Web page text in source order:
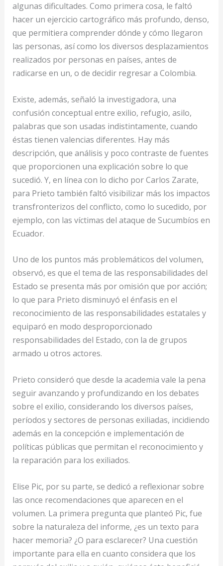
algunas dificultades. Como primera cosa, le faltó
hacer un ejercicio cartográfico más profundo, denso,
que permitiera comprender dónde y cómo llegaron
las personas, así como los diversos desplazamientos
realizados por personas en países, antes de
radicarse en un, o de decidir regresar a Colombia.
Existe, además, señaló la investigadora, una
confusión conceptual entre exilio, refugio, asilo,
palabras que son usadas indistintamente, cuando
éstas tienen valencias diferentes. Hay más
descripción, que análisis y poco contraste de fuentes
que proporcionen una explicación sobre lo que
sucedió. Y, en línea con lo dicho por Carlos Zarate,
para Prieto también faltó visibilizar más los impactos
transfronterizos del conflicto, como lo sucedido, por
ejemplo, con las víctimas del ataque de Sucumbíos en
Ecuador.
Uno de los puntos más problemáticos del volumen,
observó, es que el tema de las responsabilidades del
Estado se presenta más por omisión que por acción;
lo que para Prieto disminuyó el énfasis en el
reconocimiento de las responsabilidades estatales y
equiparó en modo desproporcionado
responsabilidades del Estado, con la de grupos
armado u otros actores.
Prieto consideró que desde la academia vale la pena
seguir avanzando y profundizando en los debates
sobre el exilio, considerando los diversos países,
períodos y sectores de personas exiliadas, incidiendo
además en la concepción e implementación de
políticas públicas que permitan el reconocimiento y
la reparación para los exiliados.
Elise Pic, por su parte, se dedicó a reflexionar sobre
las once recomendaciones que aparecen en el
volumen. La primera pregunta que planteó Pic, fue
sobre la naturaleza del informe, ¿es un texto para
hacer memoria? ¿O para esclarecer? Una cuestión
importante para ella en cuanto considera que los